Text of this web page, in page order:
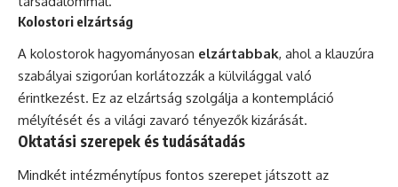
Kolostori elzártság
A kolostorok hagyományosan elzártabbak, ahol a klauzúra
szabályai szigorúan korlátozzák a külvilággal való
érintkezést. Ez az elzártság szolgálja a kontempláció
mélyítését és a világi zavaró tényezők kizárását.
Oktatási szerepek és tudásátadás
Mindkét intézménytípus fontos szerepet játszott az